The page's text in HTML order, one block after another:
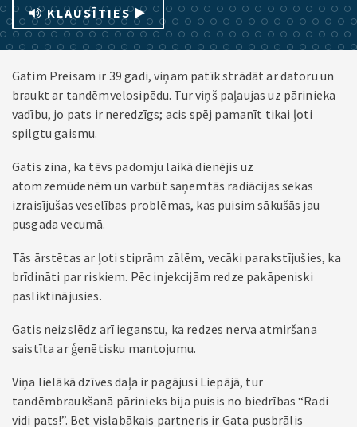
KLAUSĪTIES
Gatim Preisam ir 39 gadi, viņam patīk strādāt ar datoru un
braukt ar tandēmvelosipēdu. Tur viņš paļaujas uz pārinieka
vadību, jo pats ir neredzīgs; acis spēj pamanīt tikai ļoti
spilgtu gaismu.
Gatis zina, ka tēvs padomju laikā dienējis uz
atomzemūdenēm un varbūt saņemtās radiācijas sekas
izraisījušas veselības problēmas, kas puisim sākušās jau
pusgada vecumā.
Tās ārstētas ar ļoti stiprām zālēm, vecāki parakstījušies, ka
brīdināti par riskiem. Pēc injekcijām redze pakāpeniski
pasliktinājusies.
Gatis neizslēdz arī ieganstu, ka redzes nerva atmiršana
saistīta ar ģenētisku mantojumu.
Viņa lielākā dzīves daļa ir pagājusi Liepājā, tur
tandēmbraukšanā pārinieks bija puisis no biedrības “Radi
vidi pats!”. Bet vislabākais partneris ir Gata pusbrālis